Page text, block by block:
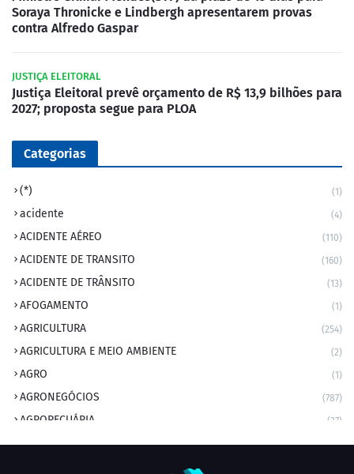
Soraya Thronicke e Lindbergh apresentarem provas
contra Alfredo Gaspar
JUSTIÇA ELEITORAL
Justiça Eleitoral prevê orçamento de R$ 13,9 bilhões para
2027; proposta segue para PLOA
Categorias
(*) (1)
acidente (4)
ACIDENTE AÉREO (110)
ACIDENTE DE TRANSITO (160)
ACIDENTE DE TRÂNSITO (13)
AFOGAMENTO (1)
AGRICULTURA (254)
AGRICULTURA E MEIO AMBIENTE (2)
AGRO (1)
AGRONEGÓCIOS (787)
AGROPECUÁRIA (37)
AMBIENTE (9)